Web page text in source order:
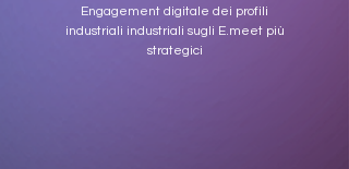
Engagement digitale dei profili
industriali industriali sugli E.meet più
strategici